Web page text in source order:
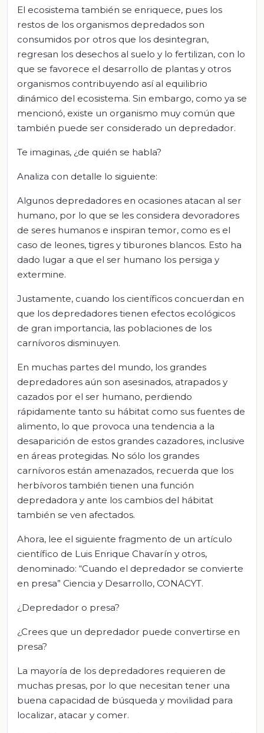
El ecosistema también se enriquece, pues los
restos de los organismos depredados son
consumidos por otros que los desintegran,
regresan los desechos al suelo y lo fertilizan, con lo
que se favorece el desarrollo de plantas y otros
organismos contribuyendo así al equilibrio
dinámico del ecosistema. Sin embargo, como ya se
mencionó, existe un organismo muy común que
también puede ser considerado un depredador.
Te imaginas, ¿de quién se habla?
Analiza con detalle lo siguiente:
Algunos depredadores en ocasiones atacan al ser
humano, por lo que se les considera devoradores
de seres humanos e inspiran temor, como es el
caso de leones, tigres y tiburones blancos. Esto ha
dado lugar a que el ser humano los persiga y
extermine.
Justamente, cuando los científicos concuerdan en
que los depredadores tienen efectos ecológicos
de gran importancia, las poblaciones de los
carnívoros disminuyen.
En muchas partes del mundo, los grandes
depredadores aún son asesinados, atrapados y
cazados por el ser humano, perdiendo
rápidamente tanto su hábitat como sus fuentes de
alimento, lo que provoca una tendencia a la
desaparición de estos grandes cazadores, inclusive
en áreas protegidas. No sólo los grandes
carnívoros están amenazados, recuerda que los
herbívoros también tienen una función
depredadora y ante los cambios del hábitat
también se ven afectados.
Ahora, lee el siguiente fragmento de un artículo
científico de Luis Enrique Chavarín y otros,
denominado: “Cuando el depredador se convierte
en presa” Ciencia y Desarrollo, CONACYT.
¿Depredador o presa?
¿Crees que un depredador puede convertirse en
presa?
La mayoría de los depredadores requieren de
muchas presas, por lo que necesitan tener una
buena capacidad de búsqueda y movilidad para
localizar, atacar y comer.